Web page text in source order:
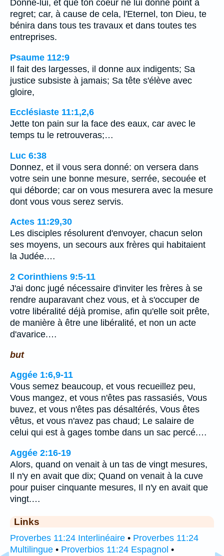
Donne-lui, et que ton coeur ne lui donne point à
regret; car, à cause de cela, l'Eternel, ton Dieu, te
bénira dans tous tes travaux et dans toutes tes
entreprises.
Psaume 112:9
Il fait des largesses, il donne aux indigents; Sa
justice subsiste à jamais; Sa tête s'élève avec
gloire,
Ecclésiaste 11:1,2,6
Jette ton pain sur la face des eaux, car avec le
temps tu le retrouveras;…
Luc 6:38
Donnez, et il vous sera donné: on versera dans
votre sein une bonne mesure, serrée, secouée et
qui déborde; car on vous mesurera avec la mesure
dont vous vous serez servis.
Actes 11:29,30
Les disciples résolurent d'envoyer, chacun selon
ses moyens, un secours aux frères qui habitaient
la Judée.…
2 Corinthiens 9:5-11
J'ai donc jugé nécessaire d'inviter les frères à se
rendre auparavant chez vous, et à s'occuper de
votre libéralité déjà promise, afin qu'elle soit prête,
de manière à être une libéralité, et non un acte
d'avarice.…
but
Aggée 1:6,9-11
Vous semez beaucoup, et vous recueillez peu,
Vous mangez, et vous n'êtes pas rassasiés, Vous
buvez, et vous n'êtes pas désaltérés, Vous êtes
vêtus, et vous n'avez pas chaud; Le salaire de
celui qui est à gages tombe dans un sac percé.…
Aggée 2:16-19
Alors, quand on venait à un tas de vingt mesures,
Il n'y en avait que dix; Quand on venait à la cuve
pour puiser cinquante mesures, Il n'y en avait que
vingt.…
Links
Proverbes 11:24 Interlinéaire • Proverbes 11:24
Multilingue • Proverbios 11:24 Espagnol •